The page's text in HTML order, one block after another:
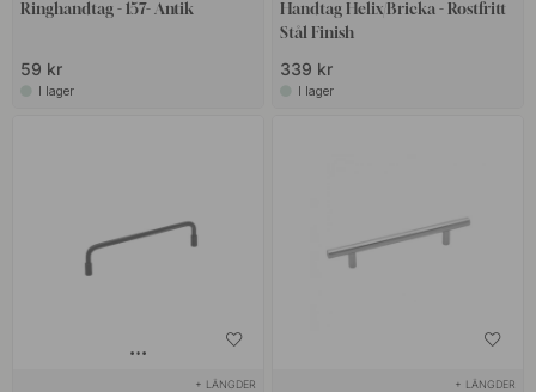
lever upp till dina förväntningar.
Ringhandtag - 157- Antik
59 kr
I lager
Handtag Helix/Bricka - Rostfritt
Stål Finish
339 kr
I lager
+ LÄNGDER + LÄNGDER